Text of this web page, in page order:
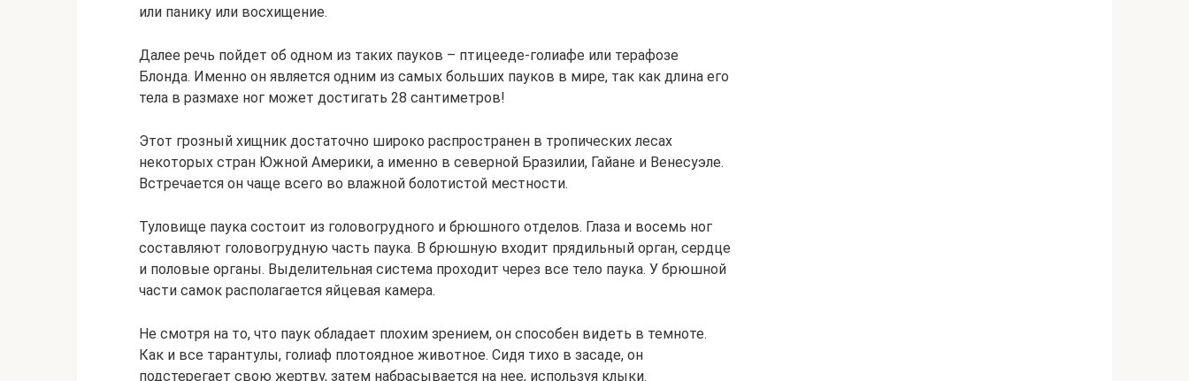
или панику или восхищение.
Далее речь пойдет об одном из таких пауков – птицееде-голиафе или терафозе
Блонда. Именно он является одним из самых больших пауков в мире, так как длина его
тела в размахе ног может достигать 28 сантиметров!
Этот грозный хищник достаточно широко распространен в тропических лесах
некоторых стран Южной Америки, а именно в северной Бразилии, Гайане и Венесуэле.
Встречается он чаще всего во влажной болотистой местности.
Туловище паука состоит из головогрудного и брюшного отделов. Глаза и восемь ног
составляют головогрудную часть паука. В брюшную входит прядильный орган, сердце
и половые органы. Выделительная система проходит через все тело паука. У брюшной
части самок располагается яйцевая камера.
Не смотря на то, что паук обладает плохим зрением, он способен видеть в темноте.
Как и все тарантулы, голиаф плотоядное животное. Сидя тихо в засаде, он
подстерегает свою жертву, затем набрасывается на нее, используя клыки.